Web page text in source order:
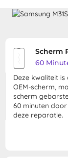
Scherm
60
Deze kwaliteit
OEM-scherm,
scherm
60 minuten
deze reparatie.